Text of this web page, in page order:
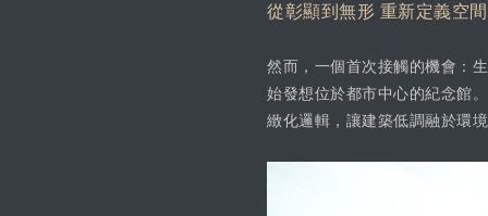
從彰顯到無形 重新定義空
然而，一個首次接觸的機會：
始發想位於都市中心的紀念館
緻化邏輯，讓建築低調融於環